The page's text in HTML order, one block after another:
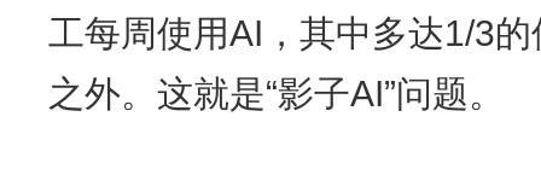
工每周使用AI，其中多达1/3
之外。这就是“影子AI”问题。